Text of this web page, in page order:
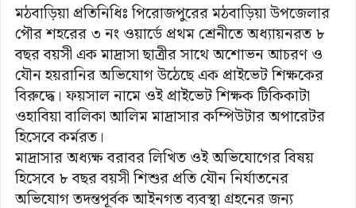
মঠবাড়িয়া প্রতিনিধিঃ পিরোজপুরের মঠবাড়িয়া উপজেলার
পৌর শহরের ৩ নং ওয়ার্ডে প্রথম শ্রেনীতে অধ্যায়নরত ৮
বছর বয়সী এক মাদ্রাসা ছাত্রীর সাথে অশোভন আচরণ ও
যৌন হয়রানির অভিযোগ উঠেছে এক প্রাইভেট শিক্ষকের
বিরুদ্ধে। ফয়সাল নামে ওই প্রাইভেট শিক্ষক টিকিকাটা
ওহাবিয়া বালিকা আলিম মাদ্রাসার কম্পিউটার অপারেটর
হিসেবে কর্মরত।
মাদ্রাসার অধ্যক্ষ বরাবর লিখিত ওই অভিযোগের বিষয়
হিসেবে ৮ বছর বয়সী শিশুর প্রতি যৌন নির্যাতনের
অভিযোগ তদন্তপূর্বক আইনগত ব্যবস্থা গ্রহনের জন্য